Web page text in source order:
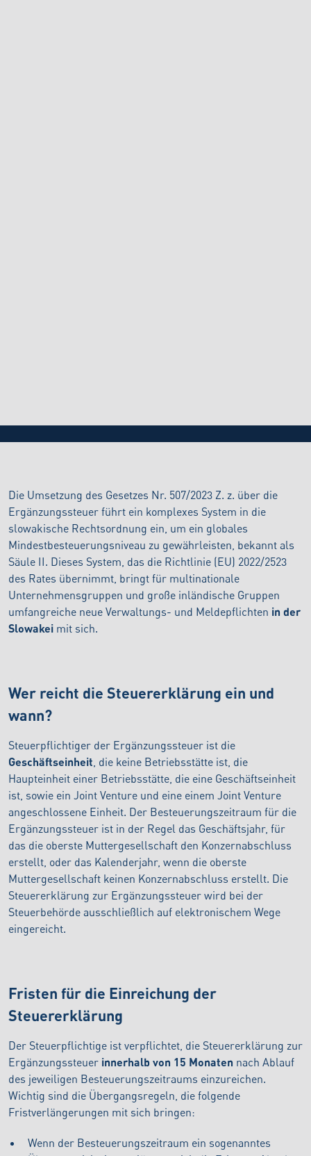
Die Umsetzung des Gesetzes Nr. 507/2023 Z. z. über die
Ergänzungssteuer führt ein komplexes System in die
slowakische Rechtsordnung ein, um ein globales
Mindestbesteuerungsniveau zu gewährleisten, bekannt als
Säule II. Dieses System, das die Richtlinie (EU) 2022/2523
des Rates übernimmt, bringt für multinationale
Unternehmensgruppen und große inländische Gruppen
umfangreiche neue Verwaltungs- und Meldepflichten in der
Slowakei mit sich.
Wer reicht die Steuererklärung ein und
wann?
Steuerpflichtiger der Ergänzungssteuer ist die
Geschäftseinheit, die keine Betriebsstätte ist, die
Haupteinheit einer Betriebsstätte, die eine Geschäftseinheit
ist, sowie ein Joint Venture und eine einem Joint Venture
angeschlossene Einheit. Der Besteuerungszeitraum für die
Ergänzungssteuer ist in der Regel das Geschäftsjahr, für
das die oberste Muttergesellschaft den Konzernabschluss
erstellt, oder das Kalenderjahr, wenn die oberste
Muttergesellschaft keinen Konzernabschluss erstellt. Die
Steuererklärung zur Ergänzungssteuer wird bei der
Steuerbehörde ausschließlich auf elektronischem Wege
eingereicht.
Fristen für die Einreichung der
Steuererklärung
Der Steuerpflichtige ist verpflichtet, die Steuererklärung zur
Ergänzungssteuer innerhalb von 15 Monaten nach Ablauf
des jeweiligen Besteuerungszeitraums einzureichen.
Wichtig sind die Übergangsregeln, die folgende
Fristverlängerungen mit sich bringen:
Wenn der Besteuerungszeitraum ein sogenanntes